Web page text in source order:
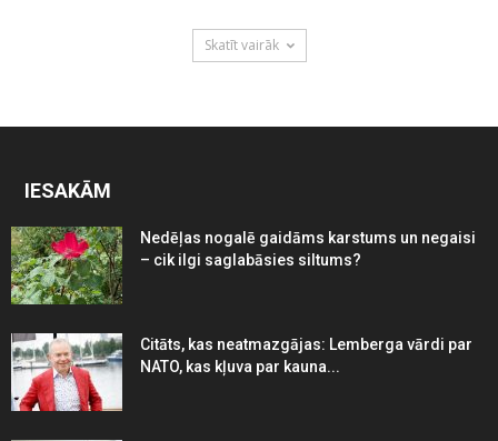
Skatīt vairāk
IESAKĀM
Nedēļas nogalē gaidāms karstums un negaisi
– cik ilgi saglabāsies siltums?
Citāts, kas neatmazgājas: Lemberga vārdi par
NATO, kas kļuva par kauna...